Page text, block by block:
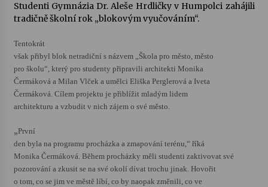
28. 7. 2026
Letní koncerty ve Stromovce: Kolchoz a
Jenakaši
28. 7. 2026
Votavžatský ploty
23. 7. 2026
Studenti Gymnázia Dr. Aleše Hrdličky v Humpolci zahájili
tradičně školní rok „blokovým vyučováním“.
Tentokrát
však přibyl blok netradiční s názvem „Škola pro město, město
pro školu“, který pro studenty připravili architekti Monika
Čermáková a Milan Vlček a umělci Eliška Perglerová a Iveta
Čermáková. Cílem projektu je přiblížit mladým lidem
architekturu a vzbudit v nich zájem o své město.
„První
den byla na programu procházka a zmapování terénu,“ říká
Monika Čermáková. Během procházky měli studenti zaktivovat své
pozorování a zkusit se na své okolí dívat trochu jinak. Hovořit
o tom, co se jim ve městě líbí, co by naopak změnili, co ve